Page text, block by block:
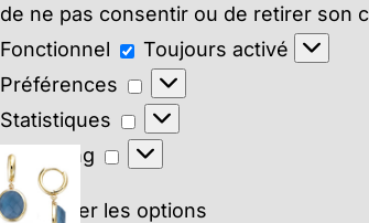
de ne pas consentir ou de retirer son
Fonctionnel
Fonctionnel
Toujours activé
Préférences
Préférences
Statistiques
Statistiques
Marketing
Marketing
Gérer les options